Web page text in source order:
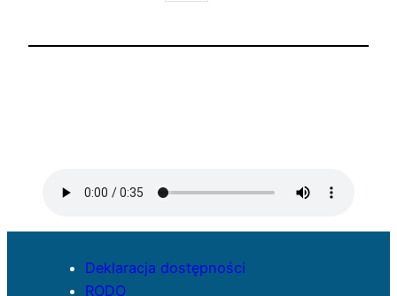
Deklaracja dostępności
RODO